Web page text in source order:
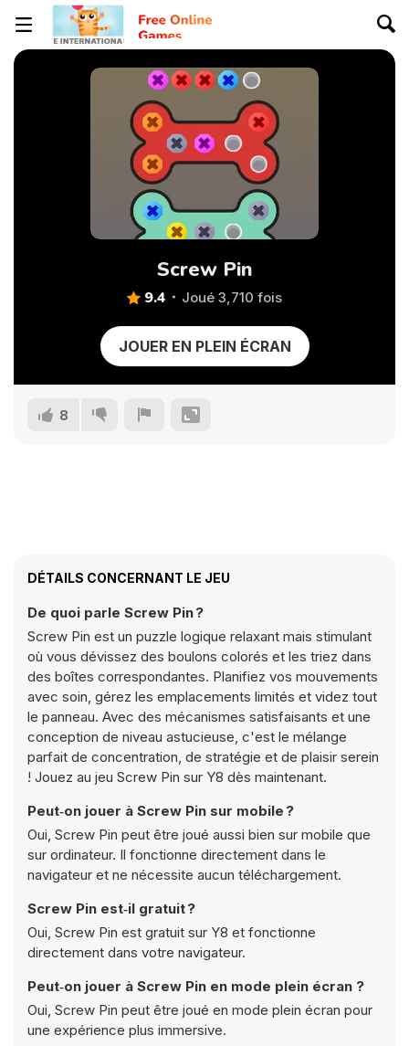
Screw Pin
9.4 Joué 3,710 fois
JOUER EN PLEIN ÉCRAN
8
DÉTAILS CONCERNANT LE JEU
De quoi parle Screw Pin ?
Screw Pin est un puzzle logique relaxant mais stimulant
où vous dévissez des boulons colorés et les triez dans
des boîtes correspondantes. Planifiez vos mouvements
avec soin, gérez les emplacements limités et videz tout
le panneau. Avec des mécanismes satisfaisants et une
conception de niveau astucieuse, c'est le mélange
parfait de concentration, de stratégie et de plaisir serein
! Jouez au jeu Screw Pin sur Y8 dès maintenant.
Peut‑on jouer à Screw Pin sur mobile ?
Oui, Screw Pin peut être joué aussi bien sur mobile que
sur ordinateur. Il fonctionne directement dans le
navigateur et ne nécessite aucun téléchargement.
Screw Pin est‑il gratuit ?
Oui, Screw Pin est gratuit sur Y8 et fonctionne
directement dans votre navigateur.
Peut‑on jouer à Screw Pin en mode plein écran ?
Oui, Screw Pin peut être joué en mode plein écran pour
une expérience plus immersive.